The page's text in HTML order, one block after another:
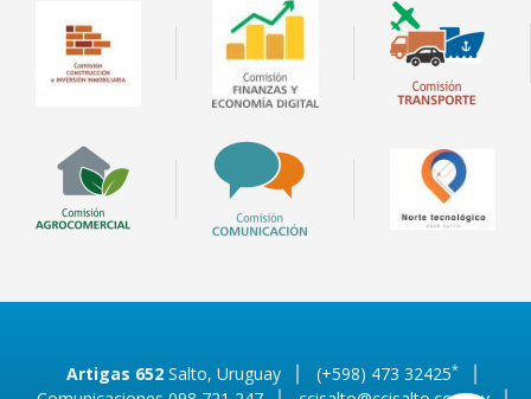
Artigas 652 Salto, Uruguay (+598) 473 32425*